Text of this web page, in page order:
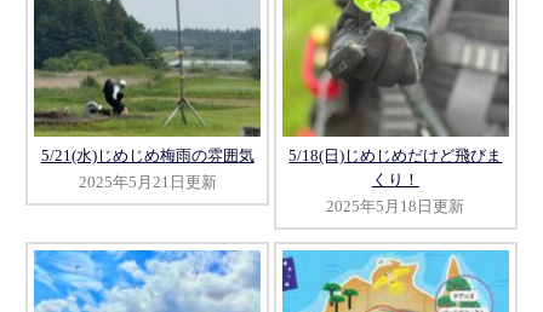
5/21(水)じめじめ梅雨の雰囲気
2025年5月21日更新
5/18(日)じめじめだけど飛びま
くり！
2025年5月18日更新